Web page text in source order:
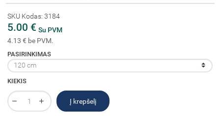
SKU Kodas: 3184
5.00 € Su PVM
4.13 € be PVM.
PASIRINKIMAS
KIEKIS
Į krepšelį